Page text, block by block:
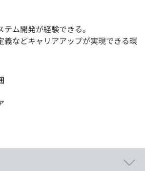
テム開発が経験できる。
義などキャリアアップが実現できる環